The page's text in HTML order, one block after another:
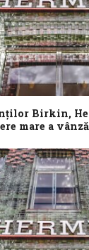
Birkin,
mare a
Birkin, Hermes,
al doilea
bogaţi...